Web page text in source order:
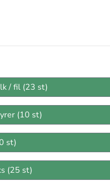
/ fil (23 st)
(10 st)
st)
(25 st)